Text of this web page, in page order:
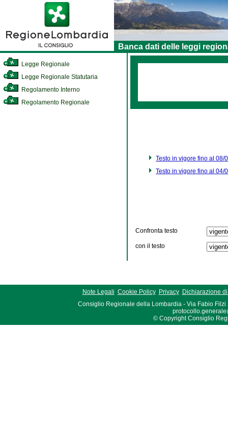
Banca dati delle leggi
Legge Regionale
Legge Regionale Statutaria
Regolamento Interno
Regolamento Regionale
Testo in vigore fino al 08/
Testo in vigore fino al 04/
Confronta testo
con il testo
Note Legali Cookie Policy Privacy
Dichiarazione
Consiglio Regionale della Lombardia - Via Fabio Filzi
© Copyright Consiglio